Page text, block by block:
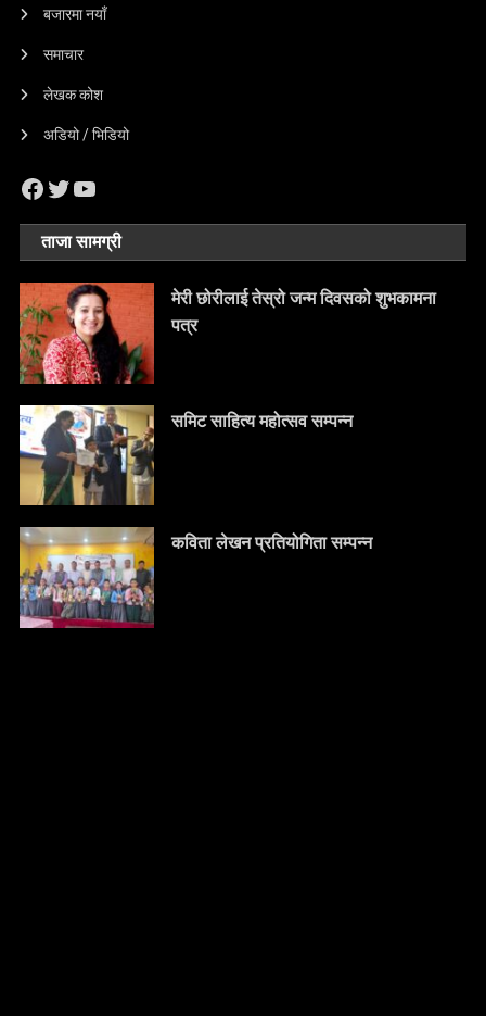
बजारमा नयाँ
समाचार
लेखक कोश
अडियो / भिडियो
Facebook
Twitter
YouTube
ताजा सामग्री
मेरी छोरीलाई तेस्रो जन्म दिवसको शुभकामना
पत्र
समिट साहित्य महोत्सव सम्पन्न
कविता लेखन प्रतियोगिता सम्पन्न